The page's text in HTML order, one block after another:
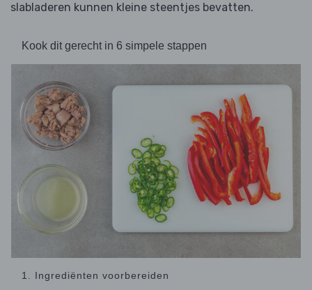
slabladeren kunnen kleine steentjes bevatten.
Kook dit gerecht in 6 simpele stappen
1. Ingrediënten voorbereiden